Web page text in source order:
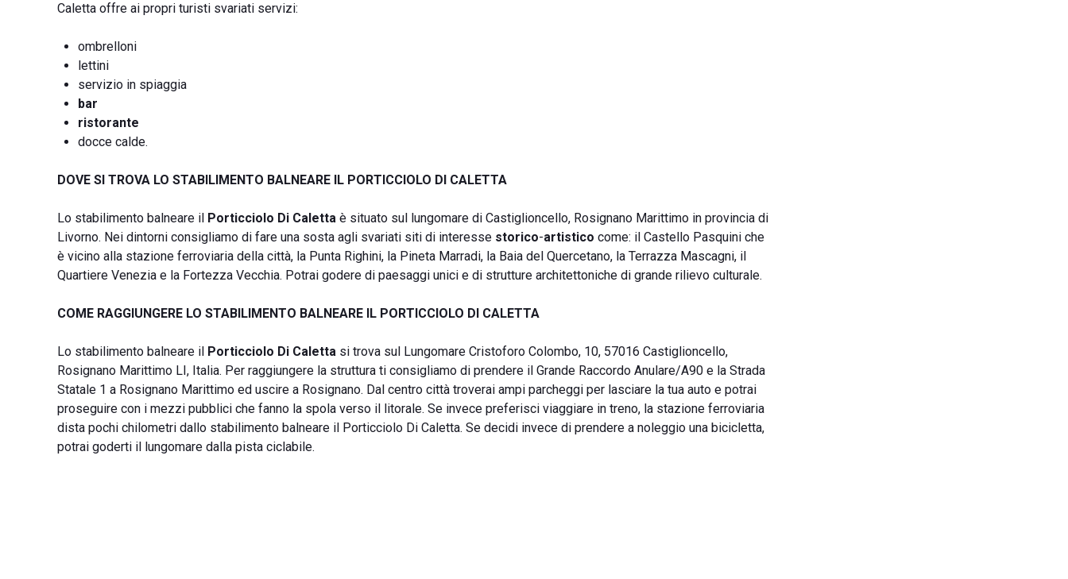
Caletta offre ai propri turisti svariati servizi:
ombrelloni
lettini
servizio in spiaggia
bar
ristorante
docce calde.
DOVE SI TROVA LO STABILIMENTO BALNEARE IL PORTICCIOLO DI CALETTA
Lo stabilimento balneare il Porticciolo Di Caletta è situato sul lungomare di Castiglioncello, Rosignano Marittimo in provincia di
Livorno. Nei dintorni consigliamo di fare una sosta agli svariati siti di interesse storico-artistico come: il Castello Pasquini che
è vicino alla stazione ferroviaria della città, la Punta Righini, la Pineta Marradi, la Baia del Quercetano, la Terrazza Mascagni, il
Quartiere Venezia e la Fortezza Vecchia. Potrai godere di paesaggi unici e di strutture architettoniche di grande rilievo culturale.
COME RAGGIUNGERE LO STABILIMENTO BALNEARE IL PORTICCIOLO DI CALETTA
Lo stabilimento balneare il Porticciolo Di Caletta si trova sul Lungomare Cristoforo Colombo, 10, 57016 Castiglioncello,
Rosignano Marittimo LI, Italia. Per raggiungere la struttura ti consigliamo di prendere il Grande Raccordo Anulare/A90 e la Strada
Statale 1 a Rosignano Marittimo ed uscire a Rosignano. Dal centro città troverai ampi parcheggi per lasciare la tua auto e potrai
proseguire con i mezzi pubblici che fanno la spola verso il litorale. Se invece preferisci viaggiare in treno, la stazione ferroviaria
dista pochi chilometri dallo stabilimento balneare il Porticciolo Di Caletta. Se decidi invece di prendere a noleggio una bicicletta,
potrai goderti il lungomare dalla pista ciclabile.